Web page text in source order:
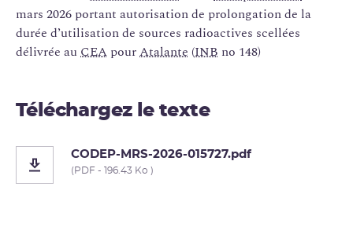
mars 2026 portant autorisation de prolongation de la
durée d’utilisation de sources radioactives scellées
délivrée auCEA pourAtalante (INB no 148)
Téléchargez le texte
CODEP-MRS-2026-015727.pdf
(PDF - 196.43 Ko )